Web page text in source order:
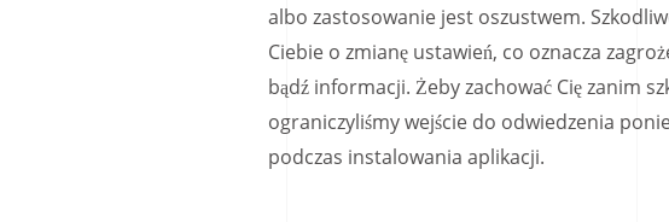
albo zastosowanie jest oszustwem.
Ciebie o zmianę ustawień, co oznacza
bądź informacji. Żeby zachować Cię zanim
ograniczyliśmy wejście do odwiedzenia
podczas instalowania aplikacji.